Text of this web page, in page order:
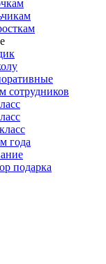
сотрудников
года
подарка